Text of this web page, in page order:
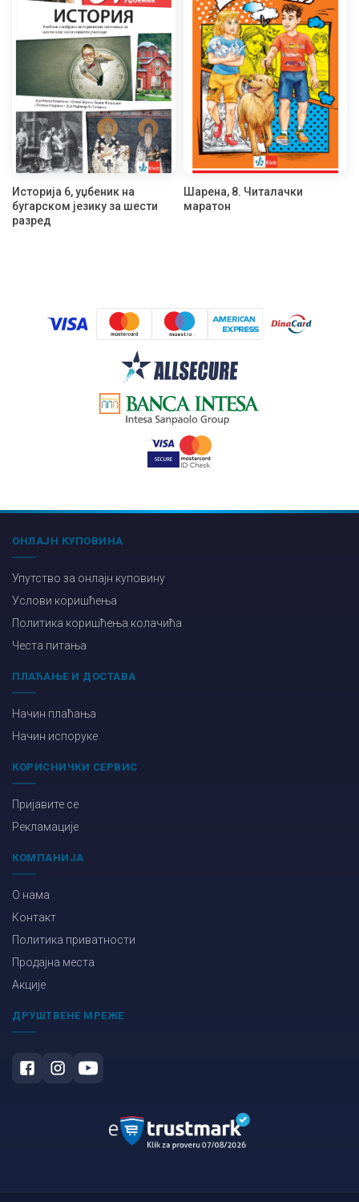
Историја 6, уџбеник на
бугарском језику за шести
разред
Шарена, 8. Читалачки
маратон
ОНЛАЈН КУПОВИНА
Упутство за онлајн куповину
Услови коришћења
Политика коришћења колачића
Честа питања
ПЛАЋАЊЕ И ДОСТАВА
Начин плаћања
Начин испоруке
КОРИСНИЧКИ СЕРВИС
Пријавите се
Рекламације
КОМПАНИЈА
О нама
Контакт
Политика приватности
Продајна места
Акције
ДРУШТВЕНЕ МРЕЖЕ